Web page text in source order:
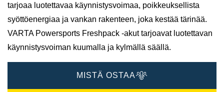
tarjoaa luotettavaa käynnistysvoimaa, poikkeuksellista
syöttöenergiaa ja vankan rakenteen, joka kestää tärinää.
VARTA Powersports Freshpack -akut tarjoavat luotettavan
käynnistysvoiman kuumalla ja kylmällä säällä.
MISTÄ OSTAA